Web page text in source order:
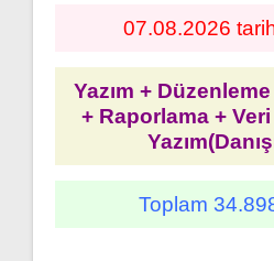
07.08.2026
Yazım +
+ Raporlama +
Toplam